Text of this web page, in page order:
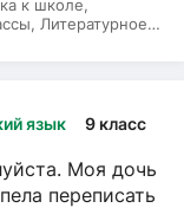
к школе,
Литературное
язык 9 класс
Моя дочь
переписать